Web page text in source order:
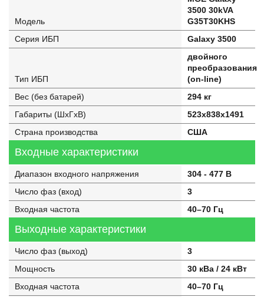
Модель
3500 30kVA
G35T30KHS
Серия ИБП
Galaxy 3500
Тип ИБП
двойного
преобразования
(on-line)
Вес (без батарей)
294 кг
Габариты (ШхГхВ)
523x838x1491
Страна производства
США
Входные характеристики
Диапазон входного напряжения
304 - 477 В
Число фаз (вход)
3
Входная частота
40–70 Гц
Выходные характеристики
Число фаз (выход)
3
Мощность
30 кВа / 24 кВт
Входная частота
40–70 Гц